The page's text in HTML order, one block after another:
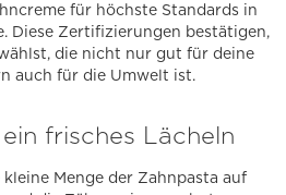
für höchste Standards in
Diese Zertifizierungen bestätigen,
die nicht nur gut für deine
auch für die Umwelt ist.
frisches Lächeln
Menge der Zahnpasta auf